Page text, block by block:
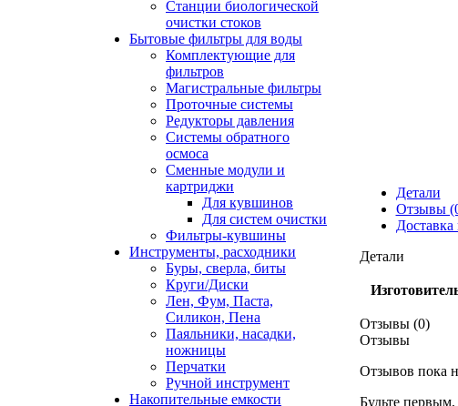
Детали
Отзывы
Доставка
Детали
Отзывы (0)
Отзывы
Отзывов пока
Будьте
Станции биологической
очистки стоков
Бытовые фильтры для воды
Комплектующие для
фильтров
Магистральные фильтры
Проточные системы
Редукторы давления
Системы обратного
осмоса
Сменные модули и
картриджи
Для кувшинов
Для систем очистки
Фильтры-кувшины
Инструменты, расходники
Буры, сверла, биты
Круги/Диски
Лен, Фум, Паста,
Силикон, Пена
Паяльники, насадки,
ножницы
Перчатки
Ручной инструмент
Накопительные емкости